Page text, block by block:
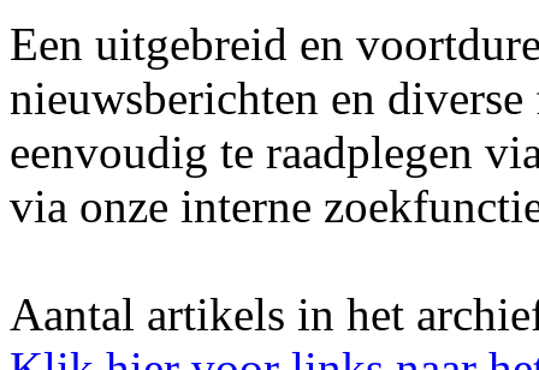
Een uitgebreid en
nieuwsberichten en
eenvoudig te raadplegen
via onze interne
Aantal artikels in het